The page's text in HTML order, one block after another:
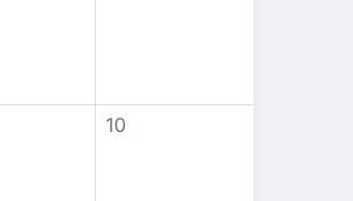
10